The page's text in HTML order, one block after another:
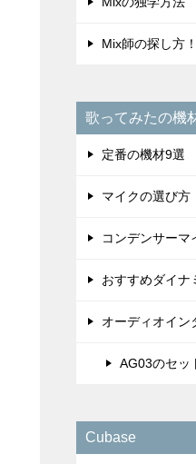
Mix師の探し方
歌ってみたの機
定番の機材9選
マイクの選び方
コンデンサーマ
おすすめダイナ
オーディオイン
AG03のセッ
Cubase